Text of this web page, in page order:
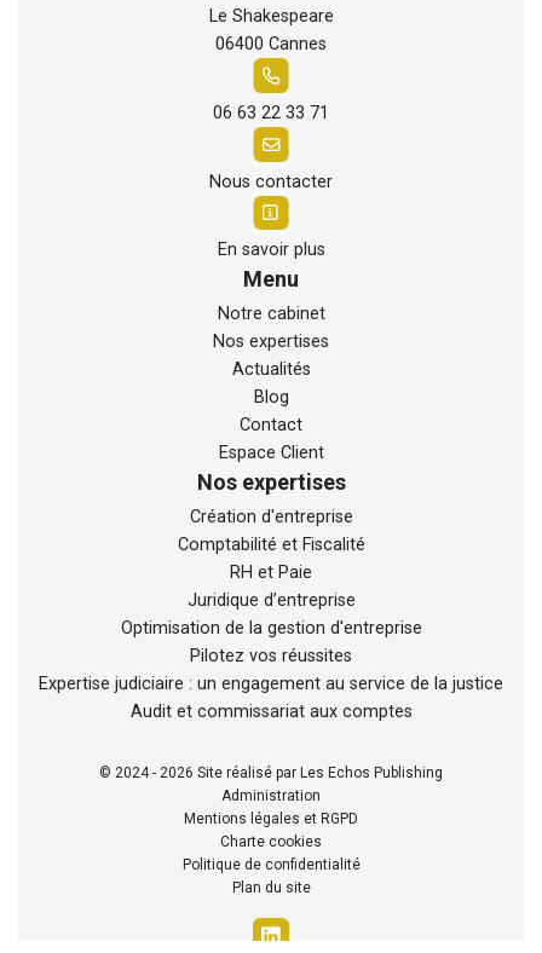
Le Shakespeare
06400 Cannes
06 63 22 33 71
Nous contacter
En savoir plus
Menu
Notre cabinet
Nos expertises
Actualités
Blog
Contact
Espace Client
Nos expertises
Création d'entreprise
Comptabilité et Fiscalité
RH et Paie
Juridique d’entreprise
Optimisation de la gestion d'entreprise
Pilotez vos réussites
Expertise judiciaire : un engagement au service de la justice
Audit et commissariat aux comptes
© 2024 - 2026 Site réalisé par Les Echos Publishing
Administration
Mentions légales et RGPD
Charte cookies
Politique de confidentialité
Plan du site
Nous et nos partenaires utilisons des cookies pour stocker et/ou
accéder à des informations sur votre terminal. Le traitement de
l'analyse, la mesure d'audience et vous permet aussi d’interagir
avec les réseaux sociaux. Cliquez sur « Tout accepter » pour
consentir à tout dépôt de cookies ou sur « Tout refuser » pour
proscrire tout dépôt de cookies sur votre terminal. Vous pouvez
personnaliser et modifier vos préférences à tout moment sur notre
Vos droits et nos pratiques : notre charte cookies.
Le traitement de vos données : notre politique de confidentialité.